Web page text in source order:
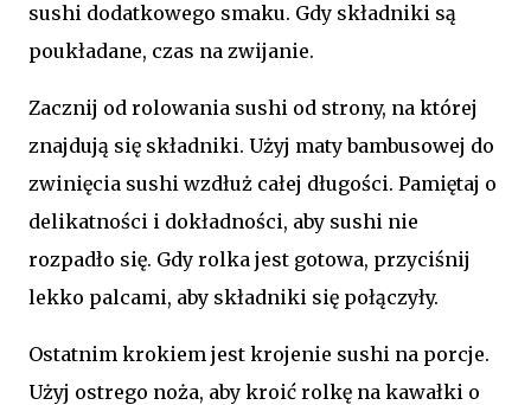
sushi dodatkowego smaku. Gdy składniki są
poukładane, czas na zwijanie.
Zacznij od rolowania sushi od strony, na której
znajdują się składniki. Użyj maty bambusowej do
zwinięcia sushi wzdłuż całej długości. Pamiętaj o
delikatności i dokładności, aby sushi nie
rozpadło się. Gdy rolka jest gotowa, przyciśnij
lekko palcami, aby składniki się połączyły.
Ostatnim krokiem jest krojenie sushi na porcje.
Użyj ostrego noża, aby kroić rolkę na kawałki o